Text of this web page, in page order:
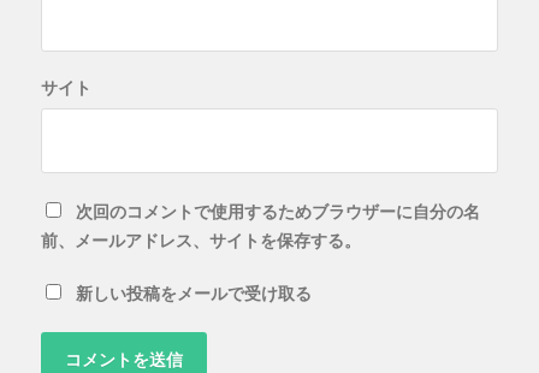
サイト
次回のコメントで使用するためブラウザーに自分の名
前、メールアドレス、サイトを保存する。
新しい投稿をメールで受け取る